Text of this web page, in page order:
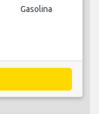
Gasolina